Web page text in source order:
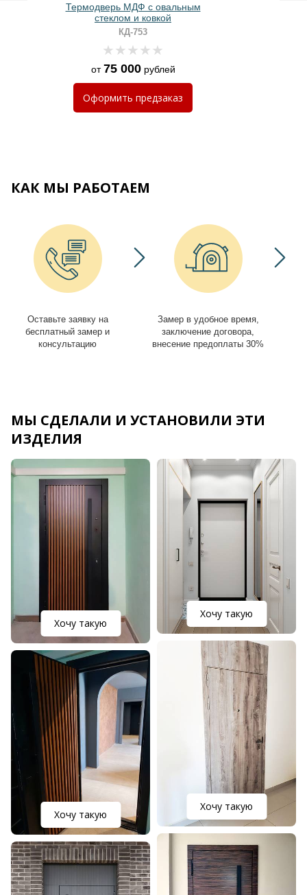
Термодверь МДФ с овальным
стеклом и ковкой
КД-753
от75 000рублей
Оформить предзаказ
КАК МЫ РАБОТАЕМ
Оставьте заявку на
бесплатный замер и
консультацию
Замер в удобное время,
заключение договора,
внесение предоплаты 30%
МЫ СДЕЛАЛИ И УСТАНОВИЛИ ЭТИ
ИЗДЕЛИЯ
Хочу такую
Хочу такую
Хочу такую
Хочу такую